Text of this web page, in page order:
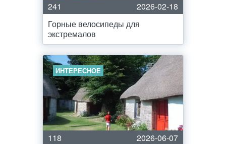
241
2026-02-18
Горные велосипеды для
экстремалов
ИНТЕРЕСНОЕ
118
2026-06-07